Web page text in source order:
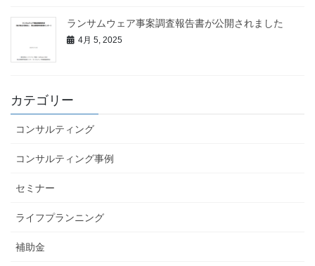
ランサムウェア事案調査報告書が公開されました
4月 5, 2025
カテゴリー
コンサルティング
コンサルティング事例
セミナー
ライフプランニング
補助金